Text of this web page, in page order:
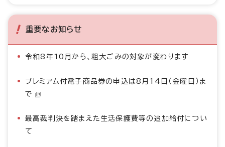
重要なお知らせ
令和8年10月から、粗大ごみの対象が変わります
プレミアム付電子商品券の申込は8月14日（金曜日）ま
で
最高裁判決を踏まえた生活保護費等の追加給付につい
て